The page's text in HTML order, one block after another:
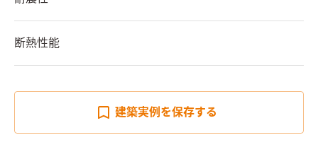
断熱性能
建築実例を保存する